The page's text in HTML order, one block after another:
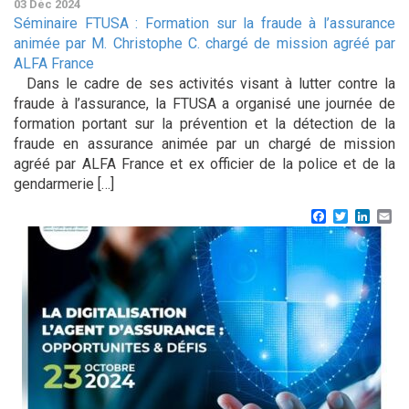
03 Déc 2024
Séminaire FTUSA : Formation sur la fraude à l’assurance
animée par M. Christophe C. chargé de mission agréé par
ALFA France
Dans le cadre de ses activités visant à lutter contre la
fraude à l’assurance, la FTUSA a organisé une journée de
formation portant sur la prévention et la détection de la
fraude en assurance animée par un chargé de mission
agréé par ALFA France et ex officier de la police et de la
gendarmerie […]
Facebook
Twitter